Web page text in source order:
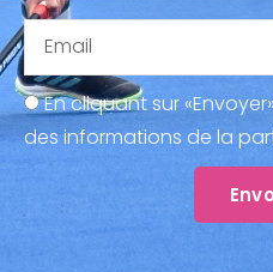
En cliquant sur
des informations de la